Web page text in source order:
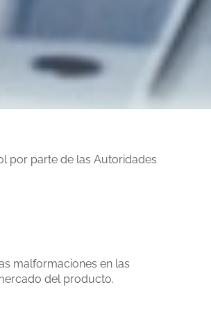
por parte de las Autoridades
malformaciones en las
del producto.